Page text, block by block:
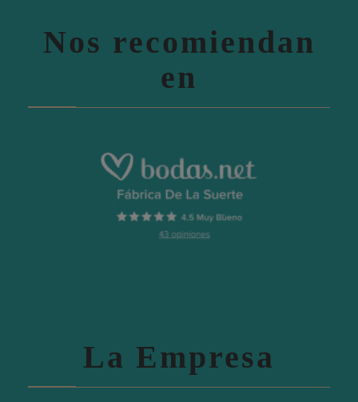
Nos recomiendan
en
La Empresa